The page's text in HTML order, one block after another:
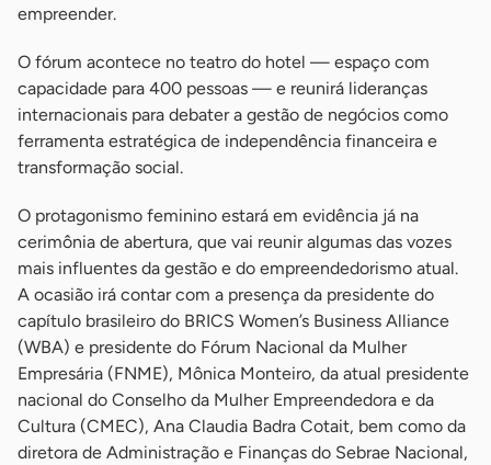
empreender.
O fórum acontece no teatro do hotel — espaço com
capacidade para 400 pessoas — e reunirá lideranças
internacionais para debater a gestão de negócios como
ferramenta estratégica de independência financeira e
transformação social.
O protagonismo feminino estará em evidência já na
cerimônia de abertura, que vai reunir algumas das vozes
mais influentes da gestão e do empreendedorismo atual.
A ocasião irá contar com a presença da presidente do
capítulo brasileiro do BRICS Women’s Business Alliance
(WBA) e presidente do Fórum Nacional da Mulher
Empresária (FNME), Mônica Monteiro, da atual presidente
nacional do Conselho da Mulher Empreendedora e da
Cultura (CMEC), Ana Claudia Badra Cotait, bem como da
diretora de Administração e Finanças do Sebrae Nacional,